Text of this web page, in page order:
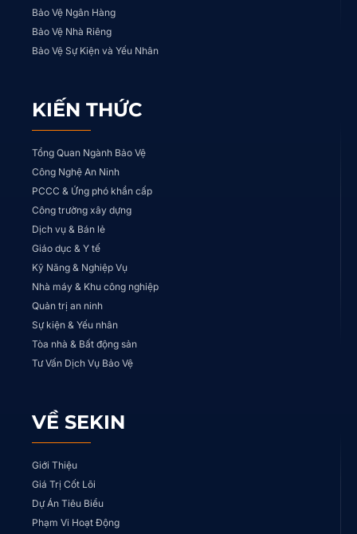
Bảo Vệ Ngân Hàng
Bảo Vệ Nhà Riêng
Bảo Vệ Sự Kiện và Yếu Nhân
KIẾN THỨC
Tổng Quan Ngành Bảo Vệ
Công Nghệ An Ninh
PCCC & Ứng phó khẩn cấp
Công trường xây dựng
Dịch vụ & Bán lẻ
Giáo dục & Y tế
Kỹ Năng & Nghiệp Vụ
Nhà máy & Khu công nghiệp
Quản trị an ninh
Sự kiện & Yếu nhân
Tòa nhà & Bất động sản
Tư Vấn Dịch Vụ Bảo Vệ
VỀ SEKIN
Giới Thiệu
Giá Trị Cốt Lõi
Dự Án Tiêu Biểu
Phạm Vi Hoạt Động